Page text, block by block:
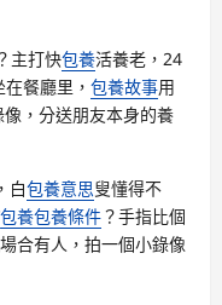
主打快包養活養老，24
餐廳里， 包養故事用
，分送朋友本身的養
白包養意思叟懂得不
包養包養條件？手指比個
合有人，拍一個小錄像